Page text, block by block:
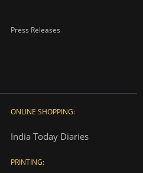
Press Releases
ONLINE SHOPPING:
India Today Diaries
PRINTING: